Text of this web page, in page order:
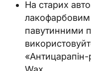
На старих
павутинними